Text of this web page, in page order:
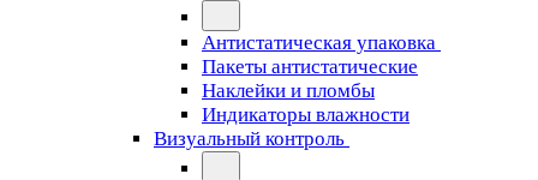
Антистатическая упаковка
Пакеты антистатические
Наклейки и пломбы
Индикаторы влажности
Визуальный контроль